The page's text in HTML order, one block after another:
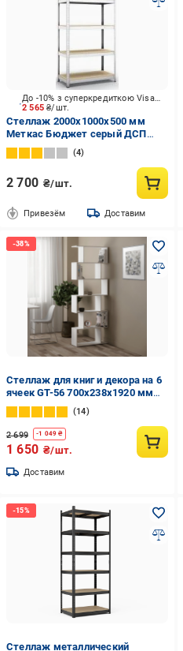
2 565₴/шт.
До -10% з суперкредиткою Visa Вигода
Стеллаж 2000x1000x500 мм
Меткас Бюджет серый ДСП
полки 5 шт. цинкованный
4
2 700 ₴/шт.
Привезём Доставим
Стеллаж для книг и декора на 6
ячеек GT-56 700х238х1920 мм
Белый
14
2 699 -1 049 ₴
1 650 ₴/шт.
Доставим
Стеллаж металлический